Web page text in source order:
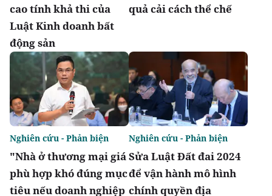
cao tính khả thi của
Luật Kinh doanh bất
động sản
quả cải cách thể chế
"Nhà ở thương mại giá
phù hợp khó đúng mục
tiêu nếu doanh nghiệp
Nghiên cứu - Phản biện
Sửa Luật Đất đai 2024
để vận hành mô hình
chính quyền địa
Nghiên cứu - Phản biện